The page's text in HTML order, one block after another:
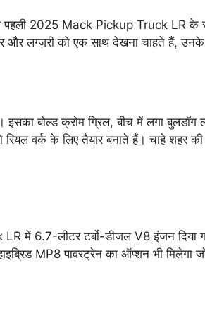
पहली 2025 Mack Pickup Truck LR के
लग्ज़री को एक साथ देखना चाहते हैं,
बोल्ड क्रोम ग्रिल, बीच में लगा
वर्क के लिए तैयार बनाते हैं। चाहे शहर
लीटर टर्बो-डीजल V8 इंजन दिया
MP8 पावरट्रेन का ऑप्शन भी मिलेगा